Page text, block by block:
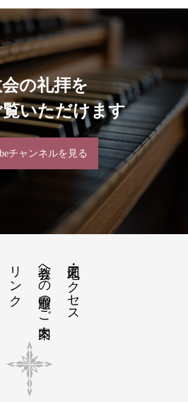
の礼拝を
いただけます
チャンネルを見る
地図・アクセス
教会への道順のご案内
リンク